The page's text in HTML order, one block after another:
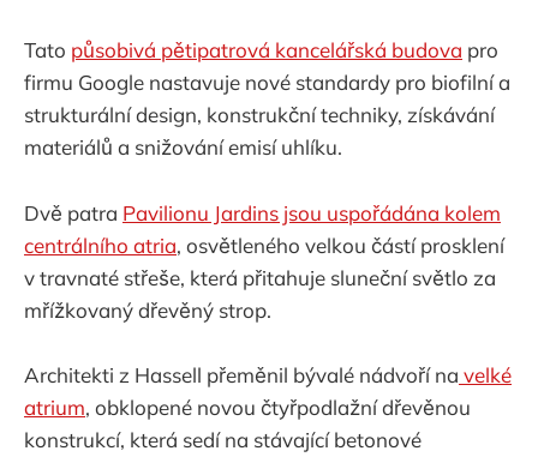
Tato působivá pětipatrová kancelářská budova pro
firmu Google nastavuje nové standardy pro biofilní a
strukturální design, konstrukční techniky, získávání
materiálů a snižování emisí uhlíku.
Dvě patra Pavilionu Jardins jsou uspořádána kolem
centrálního atria, osvětleného velkou částí prosklení
v travnaté střeše, která přitahuje sluneční světlo za
mřížkovaný dřevěný strop.
Architekti z Hassell přeměnil bývalé nádvoří na velké
atrium, obklopené novou čtyřpodlažní dřevěnou
konstrukcí, která sedí na stávající betonové